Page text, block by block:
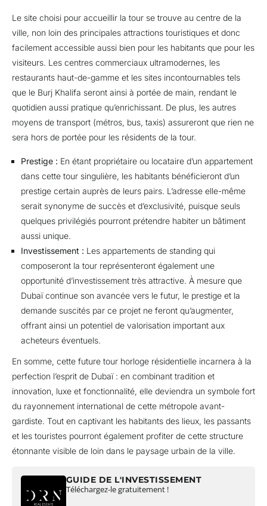
Le site choisi pour accueillir la tour se trouve au centre de la
ville, non loin des principales attractions touristiques et donc
facilement accessible aussi bien pour les habitants que pour les
visiteurs. Les centres commerciaux ultramodernes, les
restaurants haut-de-gamme et les sites incontournables tels
que le Burj Khalifa seront ainsi à portée de main, rendant le
quotidien aussi pratique qu’enrichissant. De plus, les autres
moyens de transport (métros, bus, taxis) assureront que rien ne
sera hors de portée pour les résidents de la tour.
Prestige : En étant propriétaire ou locataire d’un appartement
dans cette tour singulière, les habitants bénéficieront d’un
prestige certain auprès de leurs pairs. L’adresse elle-même
serait synonyme de succès et d’exclusivité, puisque seuls
quelques privilégiés pourront prétendre habiter un bâtiment
aussi unique.
Investissement : Les appartements de standing qui
composeront la tour représenteront également une
opportunité d’investissement très attractive. À mesure que
Dubaï continue son avancée vers le futur, le prestige et la
demande suscités par ce projet ne feront qu’augmenter,
offrant ainsi un potentiel de valorisation important aux
acheteurs éventuels.
En somme, cette future tour horloge résidentielle incarnera à la
perfection l’esprit de Dubaï : en combinant tradition et
innovation, luxe et fonctionnalité, elle deviendra un symbole fort
du rayonnement international de cette métropole avant-
gardiste. Tout en captivant les habitants des lieux, les passants
et les touristes pourront également profiter de cette structure
étonnante visible de loin dans le paysage urbain de la ville.
GUIDE DE L'INVESTISSEMENT
Téléchargez-le gratuitement !